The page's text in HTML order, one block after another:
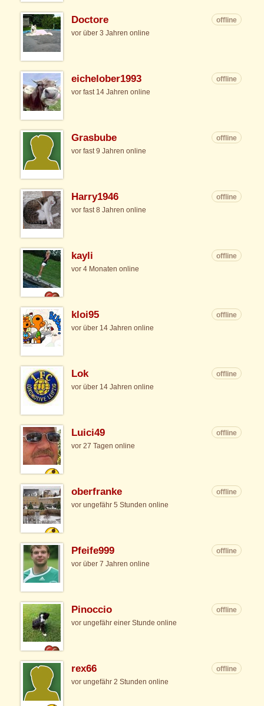
Doctore
offline
vor über 3 Jahren online
eichelober1993
offline
vor fast 14 Jahren online
Grasbube
offline
vor fast 9 Jahren online
Harry1946
offline
vor fast 8 Jahren online
kayli
offline
vor 4 Monaten online
kloi95
offline
vor über 14 Jahren online
Lok
offline
vor über 14 Jahren online
Luici49
offline
vor 27 Tagen online
oberfranke
offline
vor ungefähr 5 Stunden online
Pfeife999
offline
vor über 7 Jahren online
Pinoccio
offline
vor ungefähr einer Stunde online
rex66
offline
vor ungefähr 2 Stunden online